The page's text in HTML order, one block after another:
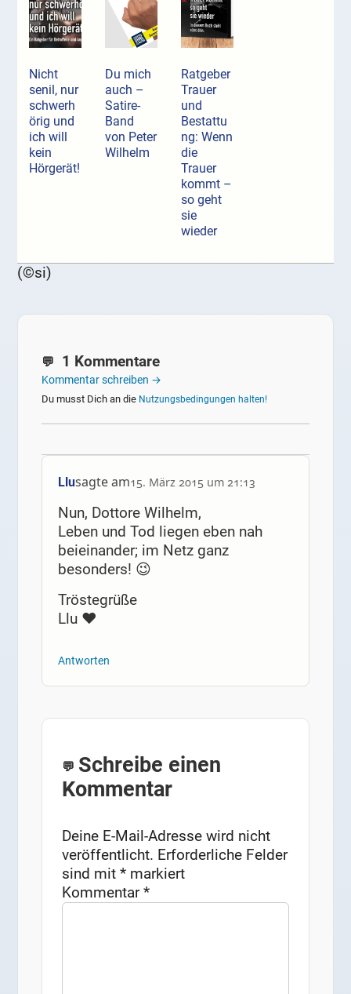
Nicht
senil, nur
schwerh
örig und
ich will
kein
Hörgerät!
Du mich
auch –
Satire-
Band
von Peter
Wilhelm
Ratgeber
Trauer
und
Bestattu
ng: Wenn
die
Trauer
kommt –
so geht
sie
wieder
(©si)
1 Kommentare
Kommentar schreiben →
Du musst Dich an die Nutzungsbedingungen halten!
Llusagte am15. März 2015 um 21:13
Nun, Dottore Wilhelm,
Leben und Tod liegen eben nah
beieinander; im Netz ganz
besonders! 😉
Tröstegrüße
Llu ♥
Antworten
Schreibe einen
Kommentar
Deine E-Mail-Adresse wird nicht
veröffentlicht. Erforderliche Felder
sind mit* markiert
Kommentar*